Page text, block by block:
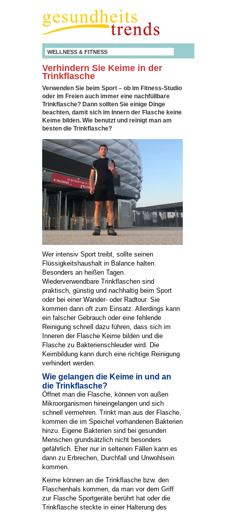
WELLNESS & FITNESS
Verhindern Sie Keime in der
Trinkflasche
Verwenden Sie beim Sport – ob im Fitness-Studio
oder im Freien auch immer eine nachfüllbare
Trinkflasche? Dann sollten Sie einige Dinge
beachten, damit sich im Innern der Flasche keine
Keime bilden. Wie benutzt und reinigt man am
besten die Trinkflasche?
Wer intensiv Sport treibt, sollte seinen
Flüssigkeitshaushalt in Balance halten.
Besonders an heißen Tagen.
Wiederverwendbare Trinkflaschen sind
praktisch, günstig und nachhaltig beim Sport
oder bei einer Wander- oder Radtour. Sie
kommen dann oft zum Einsatz. Allerdings kann
ein falscher Gebrauch oder eine fehlende
Reinigung schnell dazu führen, dass sich im
Inneren der Flasche Keime bilden und die
Flasche zu Bakterienschleuder wird. Die
Keimbildung kann durch eine richtige Reinigung
verhindert werden.
Wie gelangen die Keime in und an
die Trinkflasche?
Öffnet man die Flasche, können von außen
Mikroorganismen hineingelangen und sich
schnell vermehren. Trinkt man aus der Flasche,
kommen die im Speichel vorhandenen Bakterien
hinzu. Eigene Bakterien sind bei gesunden
Menschen grundsätzlich nicht besonders
gefährlich. Eher nur in seltenen Fällen kann es
dann zu Erbrechen, Durchfall und Unwohlsein
kommen.
Keime können an die Trinkflasche bzw. den
Flaschenhals kommen, da man vor dem Griff
zur Flasche Sportgeräte berührt hat oder die
Trinkflasche steckte in einer Halterung des